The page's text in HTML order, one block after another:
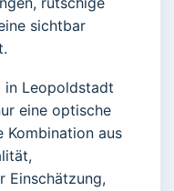
sichtbar
in Leopoldstadt
eine optische
Kombination aus
Einschätzung,